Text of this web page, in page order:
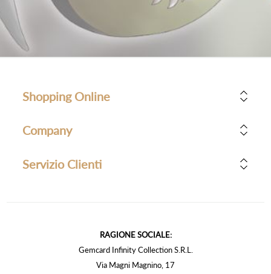
Shopping Online
Company
Servizio Clienti
RAGIONE SOCIALE:
Gemcard Infinity Collection S.R.L.
Via Magni Magnino, 17